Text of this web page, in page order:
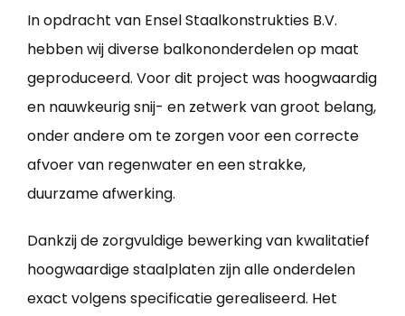
In opdracht van Ensel Staalkonstrukties B.V.
hebben wij diverse balkononderdelen op maat
geproduceerd. Voor dit project was hoogwaardig
en nauwkeurig snij- en zetwerk van groot belang,
onder andere om te zorgen voor een correcte
afvoer van regenwater en een strakke,
duurzame afwerking.
Dankzij de zorgvuldige bewerking van kwalitatief
hoogwaardige staalplaten zijn alle onderdelen
exact volgens specificatie gerealiseerd. Het